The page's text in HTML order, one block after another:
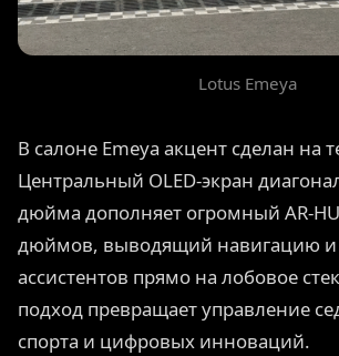
Lotus Emeya
В салоне Emeya акцент сделан на
Центральный OLED-экран
дюйма дополняет огромный AR-
дюймов, выводящий навигацию
ассистентов прямо на лобовое
подход превращает управление
спорта и цифровых инноваций.